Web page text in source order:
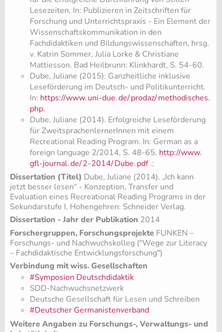
Lesezeiten, In: Publizieren in Zeitschriften für
Forschung und Unterrichtspraxis - Ein Element der
Wissenschaftskommunikation in den
Fachdidaktiken und Bildungswissenschaften, hrsg.
v. Katrin Sommer, Julia Lorke & Christiane
Mattiesson. Bad Heilbrunn: Klinkhardt, S. 54-60.
Dube, Juliane (2015): Ganzheitliche inklusive
Leseförderung im Deutsch- und Politikunterricht.
In: https://www.uni-due.de/prodaz/methodisches.
php.
Dube, Juliane (2014). Erfolgreiche Leseförderung
für ZweitsprachenlernerInnen mit einem
Recreational Reading Program. In: German as a
foreign language 2/2014, S. 48-65. http://www.
gfl-journal.de/2-2014/Dube.pdf.;
Dissertation (Titel) Dube, Juliane (2014). „Ich kann
jetzt besser lesen“ - Konzeption, Transfer und
Evaluation eines Recreational Reading Programs in der
Sekundarstufe I, Hohengehren: Schneider Verlag.
Dissertation - Jahr der Publikation 2014
Forschergruppen, Forschungsprojekte FUNKEN –
Forschungs- und Nachwuchskolleg ("Wege zur Literacy
– Fachdidaktische Entwicklungsforschung")
Verbindung mit wiss. Gesellschaften
#Symposion Deutschdidaktik
SDD-Nachwuchsnetzwerk
Deutsche Gesellschaft für Lesen und Schreiben
#Deutscher Germanistenverband
Weitere Angaben zu Forschungs-, Verwaltungs- und